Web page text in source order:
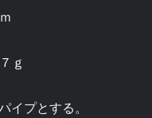
ｇ
プとする。